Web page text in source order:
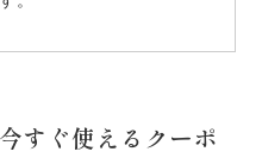
すぐ使えるクーポ